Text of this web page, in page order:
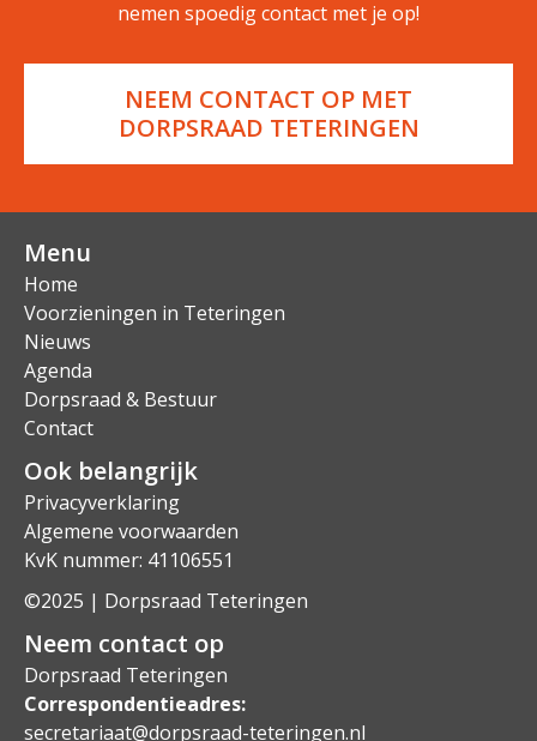
nemen spoedig contact met je op!
NEEM CONTACT OP MET
DORPSRAAD TETERINGEN
Menu
Home
Voorzieningen in Teteringen
Nieuws
Agenda
Dorpsraad & Bestuur
Contact
Ook belangrijk
Privacyverklaring
Algemene voorwaarden
KvK nummer: 41106551
©2025 | Dorpsraad Teteringen
Neem contact op
Dorpsraad Teteringen
Correspondentieadres:
secretariaat@dorpsraad-teteringen.nl